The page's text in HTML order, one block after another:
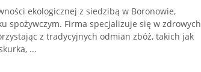
ekologicznej z siedzibą w Boronowie,
spożywczym. Firma specjalizuje się w zdrowych
z tradycyjnych odmian zbóż, takich jak
...